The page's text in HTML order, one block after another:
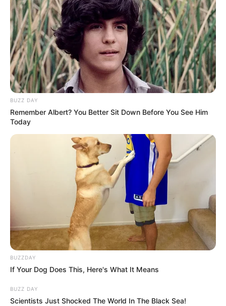
BUZZ DAY
Remember Albert? You Better Sit Down Before You See Him
Today
BUZZDAY
If Your Dog Does This, Here's What It Means
BUZZ DAY
Scientists Just Shocked The World In The Black Sea!